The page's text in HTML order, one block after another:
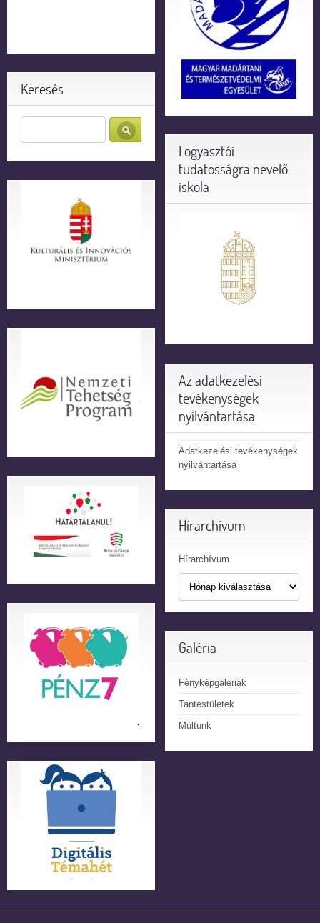
Keresés
Fogyasztói
tudatosságra nevelő
iskola
Az adatkezelési
tevékenységek
nyilvántartása
Adatkezelési tevékenységek
nyilvántartása
Hírarchívum
Hírarchívum
Galéria
Fényképgalériák
Tantestületek
Múltunk